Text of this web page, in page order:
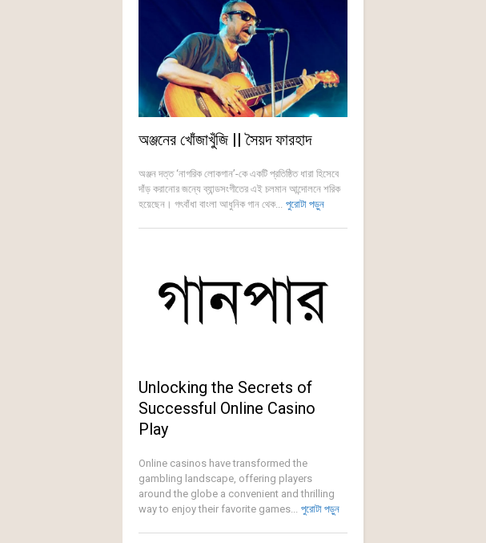
অঞ্জনের খোঁজাখুঁজি || সৈয়দ ফারহাদ
অঞ্জন দত্ত ‘নাগরিক লোকগান’-কে একটি প্রতিষ্ঠিত ধারা হিসেবে
দাঁড় করানোর জন্যে ব্যান্ডসংগীতের এই চলমান আন্দোলনে শরিক
হয়েছেন। গৎবাঁধা বাংলা আধুনিক গান থেক... পুরোটা পড়ুন
Unlocking the Secrets of
Successful Online Casino
Play
Online casinos have transformed the
gambling landscape, offering players
around the globe a convenient and thrilling
way to enjoy their favorite games... পুরোটা পড়ুন